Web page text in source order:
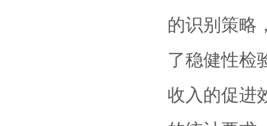
的识别策略
了稳健性检
收入的促进